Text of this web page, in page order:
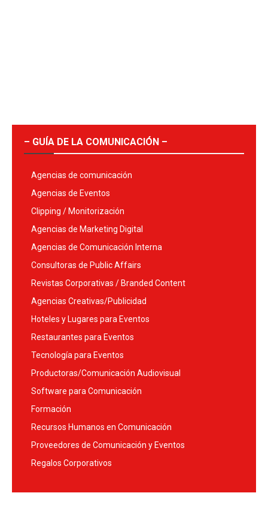
– GUÍA DE LA COMUNICACIÓN –
Agencias de comunicación
Agencias de Eventos
Clipping / Monitorización
Agencias de Marketing Digital
Agencias de Comunicación Interna
Consultoras de Public Affairs
Revistas Corporativas / Branded Content
Agencias Creativas/Publicidad
Hoteles y Lugares para Eventos
Restaurantes para Eventos
Tecnología para Eventos
Productoras/Comunicación Audiovisual
Software para Comunicación
Formación
Recursos Humanos en Comunicación
Proveedores de Comunicación y Eventos
Regalos Corporativos